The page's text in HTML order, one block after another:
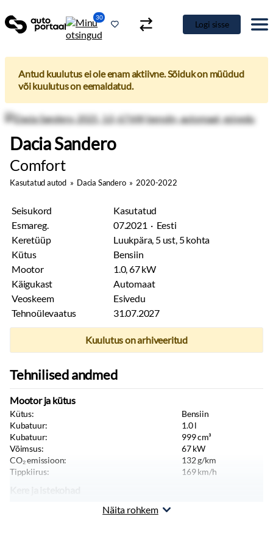
30
Logi sisse
Antud kuulutus ei ole enam aktiivne. Sõiduk on müüdud
või kuulutus on eemaldatud.
Dacia Sandero
Comfort
Kasutatud autod » Dacia Sandero» 2020-2022
Seisukord
Kasutatud
Esmareg.
07.2021 · Eesti
Keretüüp
Luukpära, 5 ust, 5 kohta
Kütus
Bensiin
Mootor
1.0, 67 kW
Käigukast
Automaat
Veoskeem
Esivedu
Tehnoülevaatus
31.07.2027
Kuulutus on arhiveeritud
Tehnilised andmed
Mootor ja kütus
Kütus:
Bensiin
Kubatuur:
1.0l
Kubatuur:
999cm³
Võimsus:
67kW
CO₂ emissioon:
132g/km
Tippkiirus:
169km/h
Näita rohkem